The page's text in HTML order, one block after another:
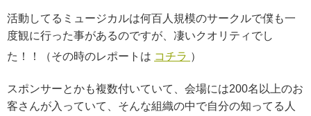
活動してるミュージカルは何百人規模のサークルで僕も一
度観に行った事があるのですが、凄いクオリティでし
た！！（その時のレポートは コチラ ）
スポンサーとかも複数付いていて、会場には200名以上のお
客さんが入っていて、そんな組織の中で自分の知ってる人